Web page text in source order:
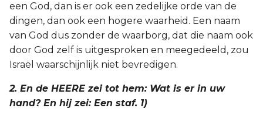
een God, dan is er ook een zedelijke orde van de
dingen, dan ook een hogere waarheid. Een naam
van God dus zonder de waarborg, dat die naam ook
door God zelf is uitgesproken en meegedeeld, zou
Israël waarschijnlijk niet bevredigen.
2. En de HEERE zei tot hem: Wat is er in uw
hand? En hij zei: Een staf. 1)